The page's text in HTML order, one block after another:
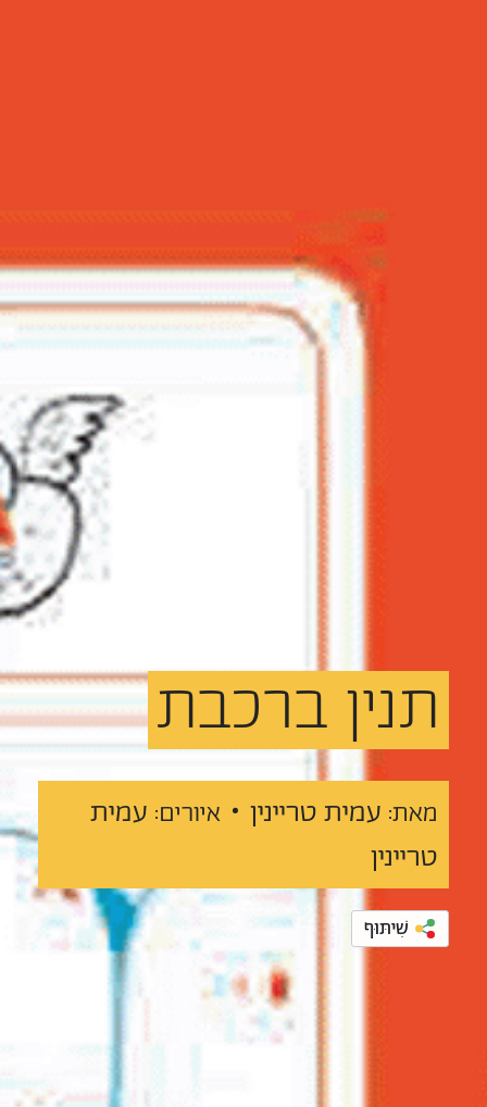
תנין ברכבת
מאת: עמית טריינין • איורים: עמית
טריינין
שִׁיתּוּף